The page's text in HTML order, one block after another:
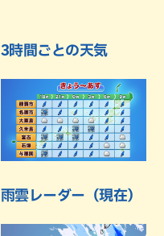
3時間ごとの天気
雨雲レーダー（現在）